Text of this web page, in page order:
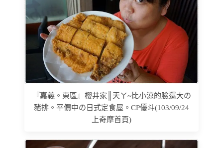
『嘉義。東區』櫻井家║天ㄚ~比小涼的臉還大の
豬排。平價中の日式定食屋。CP優斗(103/09/24
上奇摩首頁)